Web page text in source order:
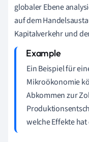
globaler Ebene
auf dem
Kapitalverkehr und
Ein Beispiel für
Mikroökonomie
Abkommen zur
welche Effekte